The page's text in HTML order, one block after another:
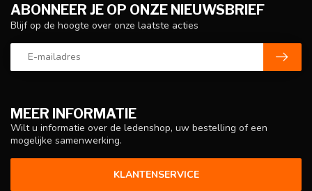
MEER INFORMATIE
Wilt u informatie over de ledenshop, uw bestelling of een
mogelijke samenwerking.
KLANTENSERVICE
ABONNEER JE OP ONZE NIEUWSBRIEF
Blijf op de hoogte over onze laatste acties